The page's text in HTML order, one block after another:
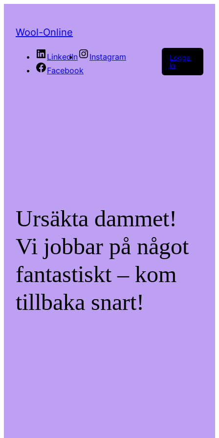
Wool-Online
LinkedIn
Instagram
Facebook
Logga
in
Ursäkta dammet!
Vi jobbar på något
fantastiskt – kom
tillbaka snart!